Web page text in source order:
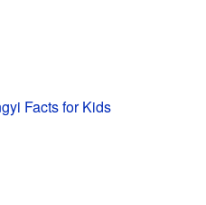
Facts for Kids